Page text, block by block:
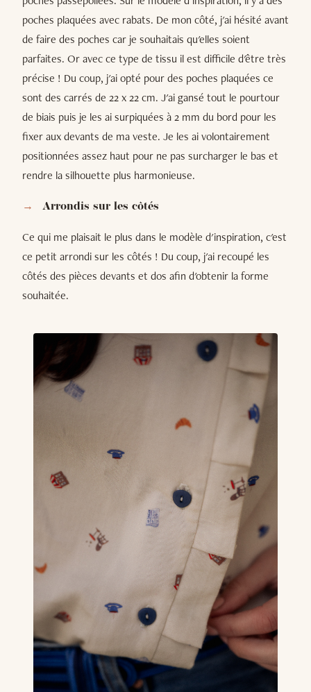
poches plaquées avec rabats. De mon côté, j'ai hésité avant
de faire des poches car je souhaitais qu'elles soient
parfaites. Or avec ce type de tissu il est difficile d'être très
précise ! Du coup, j'ai opté pour des poches plaquées ce
sont des carrés de 22 x 22 cm. J'ai gansé tout le pourtour
de biais puis je les ai surpiquées à 2 mm du bord pour les
fixer aux devants de ma veste. Je les ai volontairement
positionnées assez haut pour ne pas surcharger le bas et
rendre la silhouette plus harmonieuse.
Arrondis sur les côtés
Ce qui me plaisait le plus dans le modèle d'inspiration, c'est
ce petit arrondi sur les côtés ! Du coup, j'ai recoupé les
côtés des pièces devants et dos afin d'obtenir la forme
souhaitée.